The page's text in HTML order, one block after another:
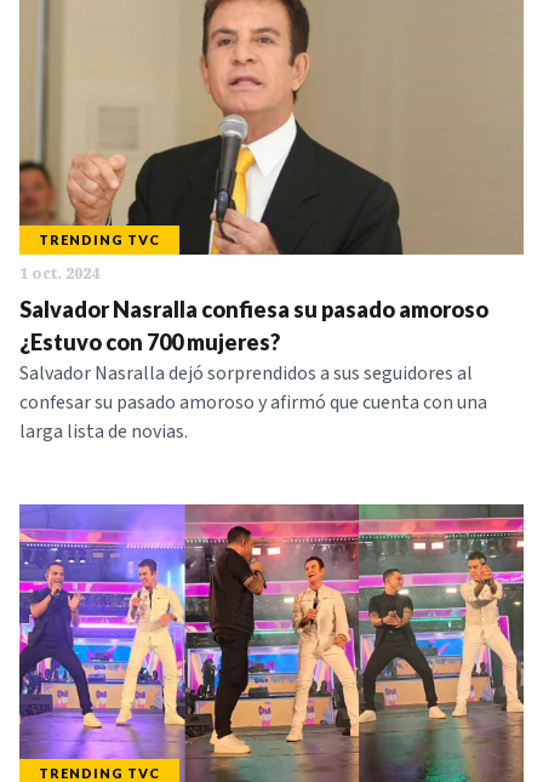
TRENDING TVC
1 oct. 2024
Salvador Nasralla confiesa su pasado amoroso
¿Estuvo con 700 mujeres?
Salvador Nasralla dejó sorprendidos a sus seguidores al
confesar su pasado amoroso y afirmó que cuenta con una
larga lista de novias.
TRENDING TVC